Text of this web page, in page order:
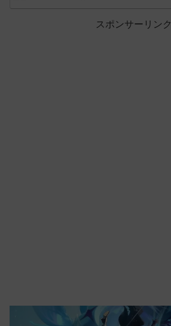
スポンサーリンク